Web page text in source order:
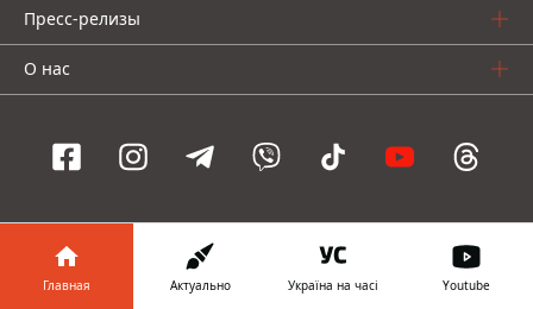
Пресс-релизы
О нас
Информатор
Информатор
Информатор
Главная Актуально Україна на часі Youtube